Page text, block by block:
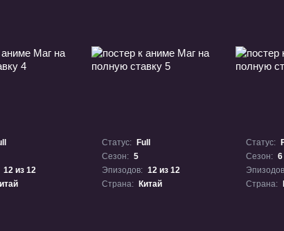
12 из 12
Статус:
Full
Сезон: 5
Эпизодов: 12 из 12
Страна:
Китай
Статус:
Сезон: 6
Страна: